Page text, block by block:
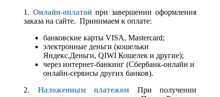
1. Онлайн-оплатой при завершении оформления
заказа на сайте. Принимаем к оплате:
банковские карты VISA, Mastercard;
электронные деньги (кошельки
Яндекс.Деньги, QIWI Кошелек и другие);
через интернет-банкинг (Сбербанк-онлайн и
онлайн-сервисы других банков).
2. Наложенным платежом При получении